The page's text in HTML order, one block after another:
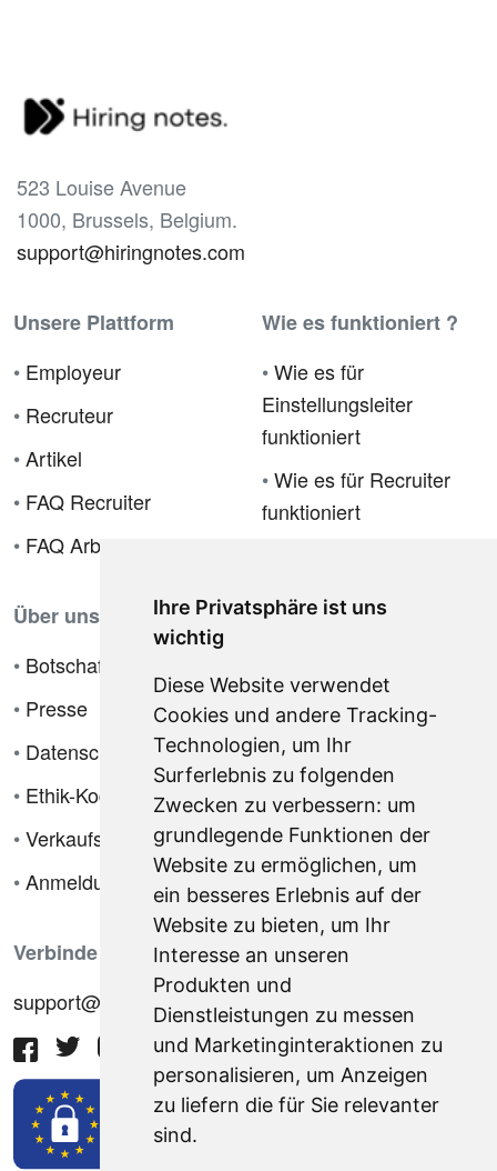
Ihre Privatsphäre ist uns
wichtig
Diese Website verwendet
Cookies und andere Tracking-
Technologien, um Ihr
Surferlebnis zu folgenden
Zwecken zu verbessern: um
grundlegende Funktionen der
Website zu ermöglichen, um
ein besseres Erlebnis auf der
Website zu bieten, um Ihr
Interesse an unseren
Produkten und
Dienstleistungen zu messen
und Marketinginteraktionen zu
personalisieren, um Anzeigen
zu liefern die für Sie relevanter
sind.
523 Louise Avenue
1000, Brussels, Belgium.
support@hiringnotes.com
Unsere Plattform
• Employeur
• Recruteur
•Artikel
• FAQ Recruiter
• FAQ Arbeitgeber
Wie es funktioniert ?
•Wie es für
Einstellungsleiter
funktioniert
•Wie es für Recruiter
funktioniert
Über uns
• Botschafterprogramm
• Presse
• Datenschutzrichtlinie
• Ethik-Kodex
•Verkaufsbedingungen
•Anmeldung
Verbinde dich mit uns
support@hiringnotes.com